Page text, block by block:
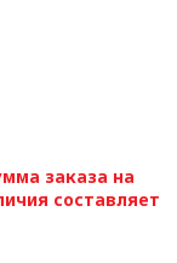
заказа на
составляет